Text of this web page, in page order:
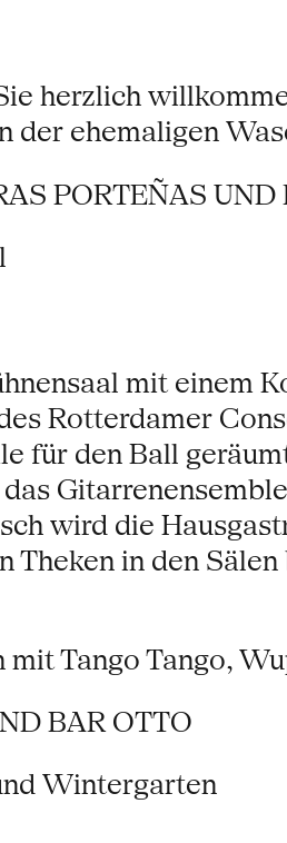
herzlich
ehemaligen
PORTEÑAS UND
mit einem
Rotterdamer
für den Ball
wird die
Theken in den
Tango Tango,
BAR OTTO
Wintergarten